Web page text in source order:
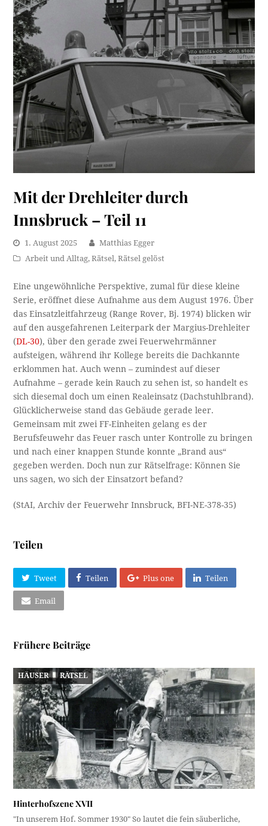
Mit der Drehleiter durch
Innsbruck – Teil 11
1. August 2025
Matthias Egger
Arbeit und Alltag,Rätsel,Rätsel gelöst
Eine ungewöhnliche Perspektive, zumal für diese kleine
Serie, eröffnet diese Aufnahme aus dem August 1976. Über
das Einsatzleitfahrzeug (Range Rover, Bj. 1974) blicken wir
auf den ausgefahrenen Leiterpark der Margius-Drehleiter
(DL-30), über den gerade zwei Feuerwehrmänner
aufsteigen, während ihr Kollege bereits die Dachkannte
erklommen hat. Auch wenn – zumindest auf dieser
Aufnahme – gerade kein Rauch zu sehen ist, so handelt es
sich diesemal doch um einen Realeinsatz (Dachstuhlbrand).
Glücklicherweise stand das Gebäude gerade leer.
Gemeinsam mit zwei FF-Einheiten gelang es der
Berufsfeuwehr das Feuer rasch unter Kontrolle zu bringen
und nach einer knappen Stunde konnte „Brand aus“
gegeben werden. Doch nun zur Rätselfrage: Können Sie
uns sagen, wo sich der Einsatzort befand?
(StAI, Archiv der Feuerwehr Innsbruck, BFI-NE-378-35)
Teilen
Tweet Teilen Plus one Teilen
Email
Frühere Beiträge
HÄUSER RÄTSEL
Hinterhofszene XVII
"In unserem Hof. Sommer 1930" So lautet die fein säuberliche,